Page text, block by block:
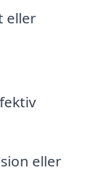
eller
eller